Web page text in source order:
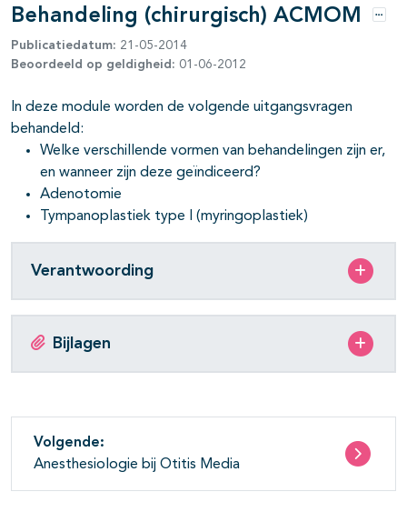
open- en dichtklappen
open- en dichtklappen
open- en dichtklappen
open- en dichtklappen
Behandeling (chirurgisch) ACMOM
Publicatiedatum: 21-05-2014
Beoordeeld op geldigheid: 01-06-2012
In deze module worden de volgende uitgangsvragen
behandeld:
Welke verschillende vormen van behandelingen zijn er,
en wanneer zijn deze geïndiceerd?
Adenotomie
Tympanoplastiek type I (myringoplastiek)
Verantwoording
Bijlagen
Volgende:
Anesthesiologie bij Otitis Media